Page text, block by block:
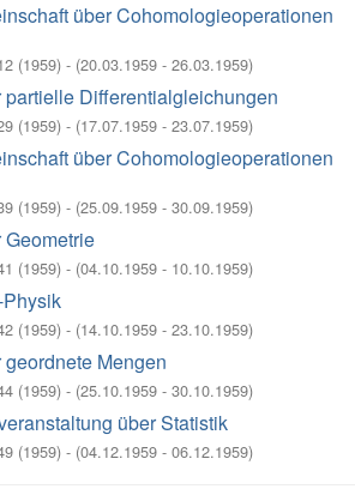
über Cohomologieoperationen
(1959) - (20.03.1959 - 26.03.1959)
partielle Differentialgleichungen
(1959) - (17.07.1959 - 23.07.1959)
über Cohomologieoperationen
(1959) - (25.09.1959 - 30.09.1959)
Geometrie
(1959) - (04.10.1959 - 10.10.1959)
(1959) - (14.10.1959 - 23.10.1959)
Mengen
(1959) - (25.10.1959 - 30.10.1959)
über Statistik
(1959) - (04.12.1959 - 06.12.1959)